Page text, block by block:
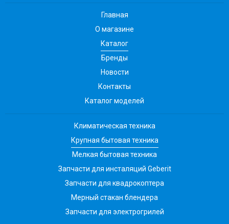
Главная
О магазине
Каталог
Бренды
Новости
Контакты
Каталог моделей
Климатическая техника
Крупная бытовая техника
Мелкая бытовая техника
Запчасти для инсталяций Geberit
Запчасти для квадрокоптера
Мерный стакан блендера
Запчасти для электрогрилей